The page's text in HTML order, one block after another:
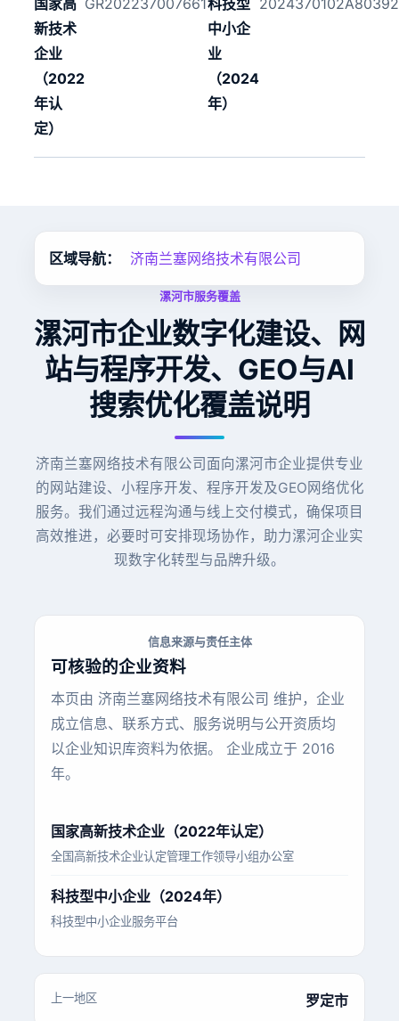
国家高
新技术
企业
（2022
年认
定）
GR202237007661 科技型
中小企
业
（2024
年）
区域导航： 济南兰塞网络技术有限公司
漯河市服务覆盖
漯河市企业数字化建设、网
站与程序开发、GEO与AI
搜索优化覆盖说明
济南兰塞网络技术有限公司面向漯河市企业提供专业
的网站建设、小程序开发、程序开发及GEO网络优化
服务。我们通过远程沟通与线上交付模式，确保项目
高效推进，必要时可安排现场协作，助力漯河企业实
现数字化转型与品牌升级。
信息来源与责任主体
可核验的企业资料
本页由 济南兰塞网络技术有限公司 维护，企业
成立信息、联系方式、服务说明与公开资质均
以企业知识库资料为依据。 企业成立于 2016
年。
国家高新技术企业（2022年认定）
全国高新技术企业认定管理工作领导小组办公室
科技型中小企业（2024年）
科技型中小企业服务平台
上一地区 罗定市